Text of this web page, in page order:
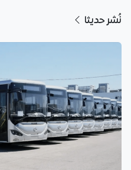
نُشر حديثا